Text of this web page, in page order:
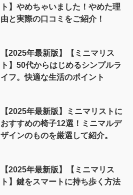
ト】やめちゃいました！やめた理
由と実際の口コミをご紹介！
【2025年最新版】【ミニマリス
ト】50代からはじめるシンプルラ
イフ。快適な生活のポイント
【2025年最新版】ミニマリストに
おすすめの椅子12選！ミニマルデ
ザインのものを厳選して紹介。
【2025年最新版】【ミニマリス
ト】鍵をスマートに持ち歩く方法